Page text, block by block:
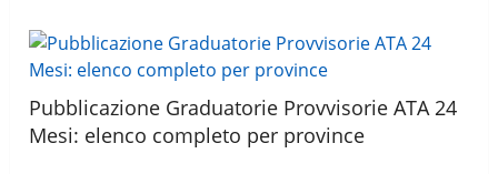
Pubblicazione Graduatorie Provvisorie ATA 24
Mesi: elenco completo per province